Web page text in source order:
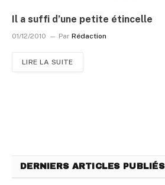
Il a suffi d’une petite étincelle
01/12/2010 Par Rédaction
LIRE LA SUITE
DERNIERS ARTICLES PUBLIÉS